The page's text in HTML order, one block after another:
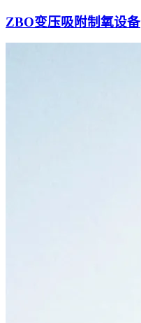
ZBO变压吸附制氧设备